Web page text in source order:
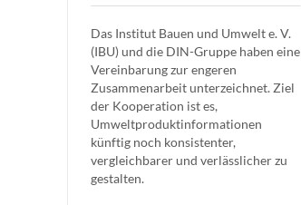
Das Institut Bauen und Umwelt e. V.
(IBU) und die DIN-Gruppe haben eine
Vereinbarung zur engeren
Zusammenarbeit unterzeichnet. Ziel
der Kooperation ist es,
Umweltproduktinformationen
künftig noch konsistenter,
vergleichbarer und verlässlicher zu
gestalten.